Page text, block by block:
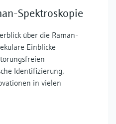
Spektroskopie
über die Raman-
Einblicke
Identifizierung,
in vielen